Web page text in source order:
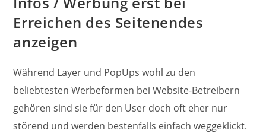
Erreichen des Seitenendes
anzeigen
Während Layer und PopUps wohl zu den
beliebtesten Werbeformen bei Website-Betreibern
gehören sind sie für den User doch oft eher nur
störend und werden bestenfalls einfach weggeklickt.